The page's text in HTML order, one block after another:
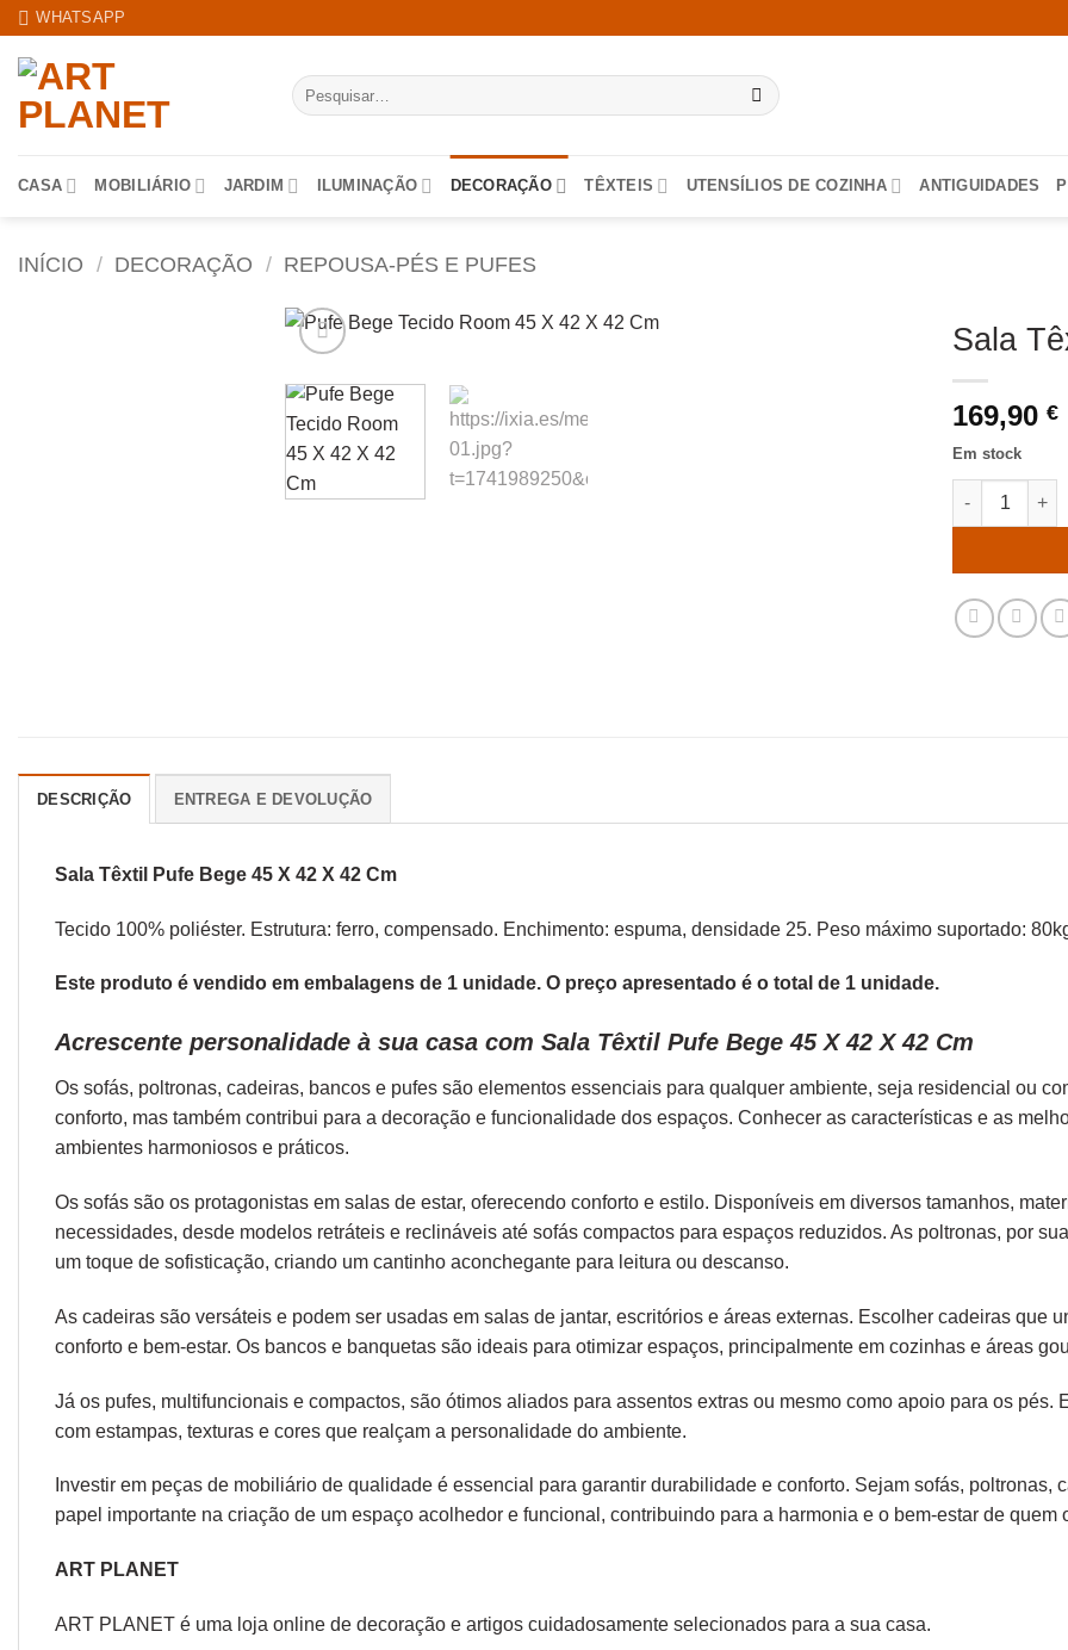
Skip
content
WHATSAPP
Pesquisar
por:
CASA MOBILIÁRIO JARDIM ILUMINAÇÃO DECORAÇÃO TÊXTEIS UTENSÍLIOS DE COZINHA ANTIGUIDADES
INÍCIO / DECORAÇÃO / REPOUSA-PÉS E PUFES
Sala
169,90 €
Em stock
Quantidade
DESCRIÇÃO ENTREGA E DEVOLUÇÃO
Sala Têxtil Pufe Bege 45 X 42 X 42 Cm
Tecido 100% poliéster. Estrutura: ferro, compensado. Enchimento: espuma, densidade 25. Peso máximo suportado:
Este produto é vendido em embalagens de 1 unidade. O preço apresentado é o total de 1 unidade.
Acrescente personalidade à sua casa com Sala Têxtil Pufe Bege 45 X 42 X 42 Cm
Os sofás, poltronas, cadeiras, bancos e pufes são elementos essenciais para qualquer ambiente, seja residencial ou
conforto, mas também contribui para a decoração e funcionalidade dos espaços. Conhecer as características e as
ambientes harmoniosos e práticos.
Os sofás são os protagonistas em salas de estar, oferecendo conforto e estilo. Disponíveis em diversos tamanhos,
necessidades, desde modelos retráteis e reclináveis até sofás compactos para espaços reduzidos. As poltronas, por
um toque de sofisticação, criando um cantinho aconchegante para leitura ou descanso.
As cadeiras são versáteis e podem ser usadas em salas de jantar, escritórios e áreas externas. Escolher cadeiras que
conforto e bem-estar. Os bancos e banquetas são ideais para otimizar espaços, principalmente em cozinhas e áreas
Já os pufes, multifuncionais e compactos, são ótimos aliados para assentos extras ou mesmo como apoio para os pés.
com estampas, texturas e cores que realçam a personalidade do ambiente.
Investir em peças de mobiliário de qualidade é essencial para garantir durabilidade e conforto. Sejam sofás, poltronas,
papel importante na criação de um espaço acolhedor e funcional, contribuindo para a harmonia e o bem-estar de quem
ART PLANET
ART PLANET é uma loja online de decoração e artigos cuidadosamente selecionados para a sua casa.